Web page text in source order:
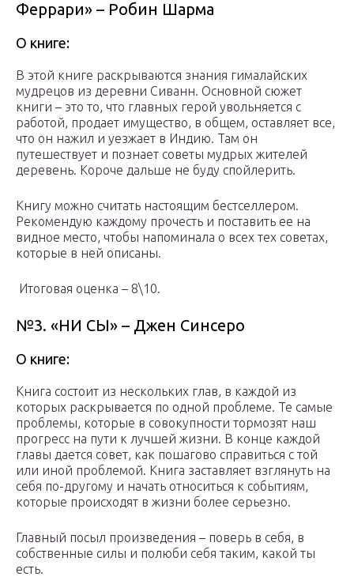
Феррари» – Робин Шарма
О книге:
В этой книге раскрываются знания гималайских
мудрецов из деревни Сиванн. Основной сюжет
книги – это то, что главных герой увольняется с
работой, продает имущество, в общем, оставляет все,
что он нажил и уезжает в Индию. Там он
путешествует и познает советы мудрых жителей
деревень. Короче дальше не буду спойлерить.
Книгу можно считать настоящим бестселлером.
Рекомендую каждому прочесть и поставить ее на
видное место, чтобы напоминала о всех тех советах,
которые в ней описаны.
Итоговая оценка – 8\10.
№3. «НИ СЫ» – Джен Синсеро
О книге:
Книга состоит из нескольких глав, в каждой из
которых раскрывается по одной проблеме. Те самые
проблемы, которые в совокупности тормозят наш
прогресс на пути к лучшей жизни. В конце каждой
главы дается совет, как пошагово справиться с той
или иной проблемой. Книга заставляет взглянуть на
себя по-другому и начать относиться к событиям,
которые происходят в жизни более серьезно.
Главный посыл произведения – поверь в себя, в
собственные силы и полюби себя таким, какой ты
есть.